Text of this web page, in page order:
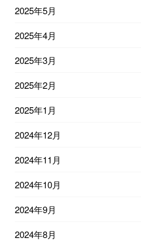
2025年5月
2025年4月
2025年3月
2025年2月
2025年1月
2024年12月
2024年11月
2024年10月
2024年9月
2024年8月